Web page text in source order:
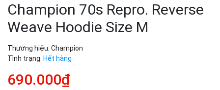
Champion 70s Repro. Reverse
Weave Hoodie Size M
Thương hiệu: Champion
Tình trạng: Hết hàng
690.000₫